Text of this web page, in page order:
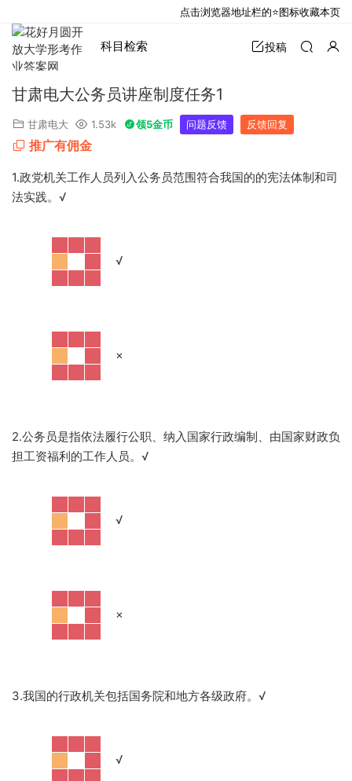
科目检索 投稿
甘肃电大公务员讲座制度任务1
甘肃电大 1.53k 领5金币 问题反馈 反馈回复
推广有佣金
1.政党机关工作人员列入公务员范围符合我国的的宪法体制和司
法实践。 √
√
×
2.公务员是指依法履行公职、纳入国家行政编制、由国家财政负
担工资福利的工作人员。 √
√
×
3.我国的行政机关包括国务院和地方各级政府。 √
√
点击浏览器地址栏的⭐图标收藏本页